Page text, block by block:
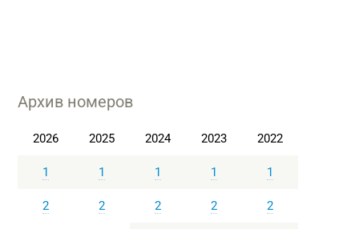
Архив номеров
2026
1
2
2025
1
2
2024
1
2
2023
1
2
2022
1
2